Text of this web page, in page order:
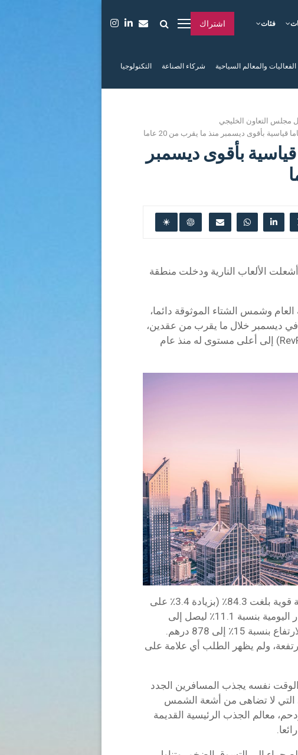
فئات اشتراك
الفعاليات والمعالم السياحية شركاء الصناعة التكنولوجيا
مجلس التعاون الخليجي
بأقوى ديسمبر منذ ما يقرب من 20 عاما
بأقوى ديسمبر
بنجاح – بل أشعلت الألعاب النارية ودخلت منطقة
العام وشمس الشتاء الموثوقة دائما،
ديسمبر خلال ما يقرب من عقدين،
حيث وصلت إيرادات الغرفة المتاحة (RevPAR) إلى أعلى مستوى له منذ عام
ارتفع معدل الإشغال في ديسمبر إلى نسبة قوية بلغت 84.3٪ (بزيادة 3.4٪ على
أساس سنوي)، بينما ارتفع متوسط الأسعار اليومية بنسبة 11.1٪ ليصل إلى
1,042 درهم — مما دفع مؤشر RevPAR للارتفاع بنسبة 15٪ إلى 878 درهم.
ولم يظهر الطلب أي علامة على
نفسه يجذب المسافرين الجدد
التي لا تضاهى من أشعة الشمس
معالم الجذب الرئيسية القديمة